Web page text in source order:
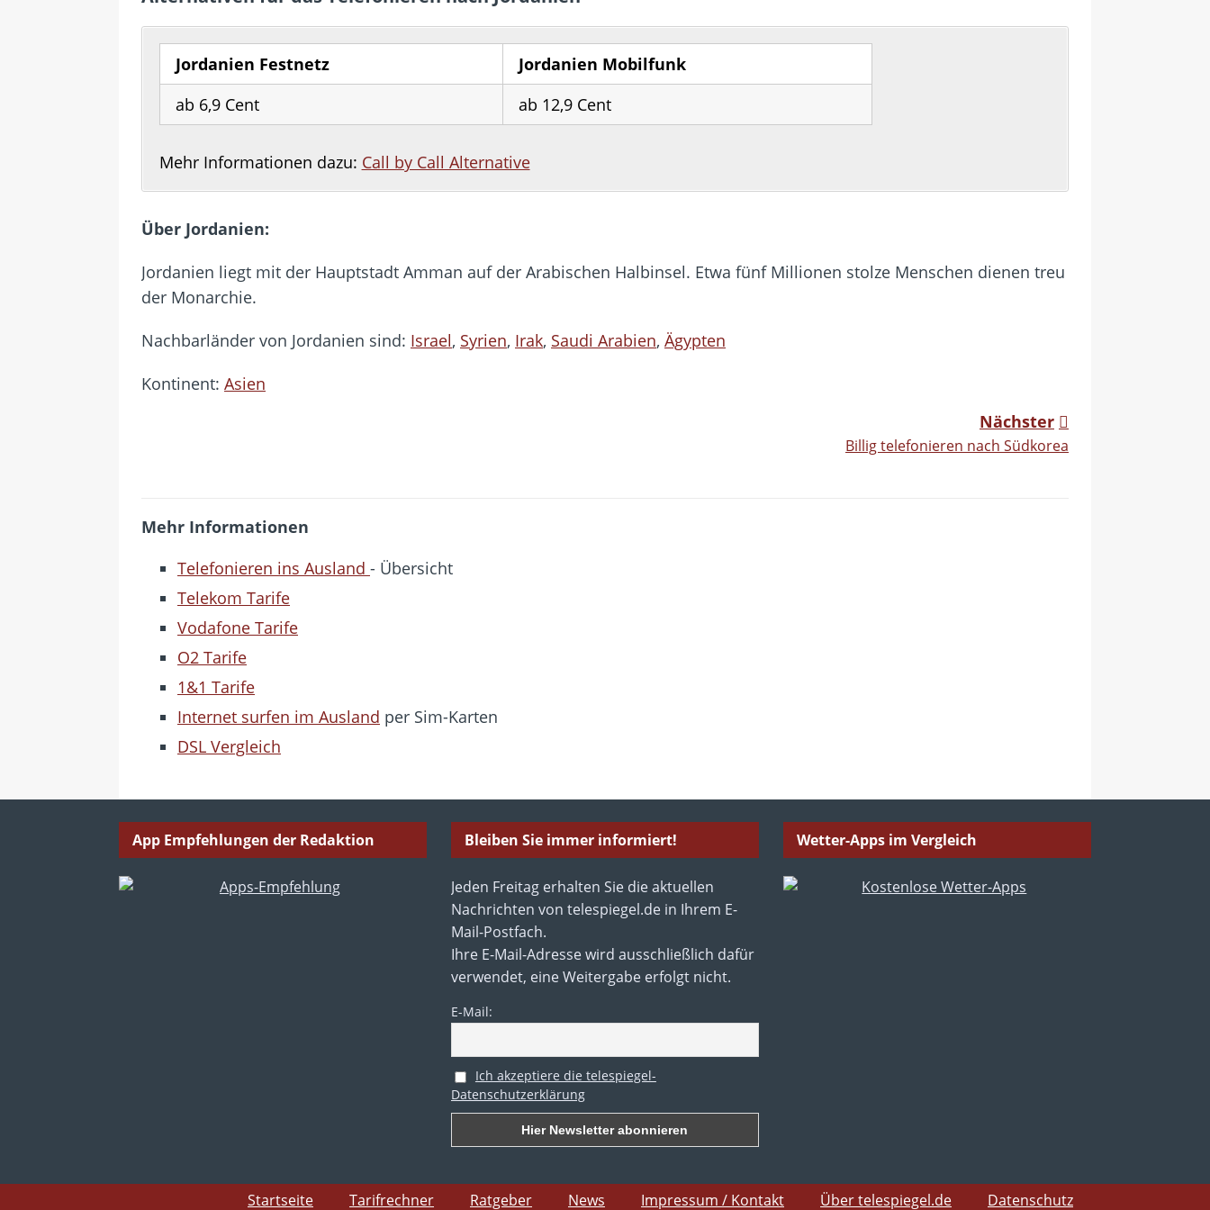
Jordanien Festnetz
Jordanien Mobilfunk
ab 6,9 Cent
ab 12,9 Cent
Mehr Informationen dazu: Call by Call Alternative
Über Jordanien:
Jordanien liegt mit der Hauptstadt Amman auf der Arabischen Halbinsel. Etwa fünf Millionen stolze Menschen dienen treu
der Monarchie.
Nachbarländer von Jordanien sind: Israel, Syrien, Irak, Saudi Arabien, Ägypten
Kontinent: Asien
Nächster
Billig telefonieren nach Südkorea
Mehr Informationen
Telefonieren ins Ausland - Übersicht
Telekom Tarife
Vodafone Tarife
O2 Tarife
1&1 Tarife
Internet surfen im Ausland per Sim-Karten
DSL Vergleich
App Empfehlungen der Redaktion Bleiben Sie immer informiert!
Jeden Freitag erhalten Sie die aktuellen
Nachrichten von telespiegel.de in Ihrem E-
Mail-Postfach.
Ihre E-Mail-Adresse wird ausschließlich dafür
verwendet, eine Weitergabe erfolgt nicht.
E-Mail:
Ich akzeptiere die telespiegel-
Datenschutzerklärung
Wetter-Apps im Vergleich
Startseite Tarifrechner Ratgeber News Impressum / Kontakt Über telespiegel.de Datenschutz